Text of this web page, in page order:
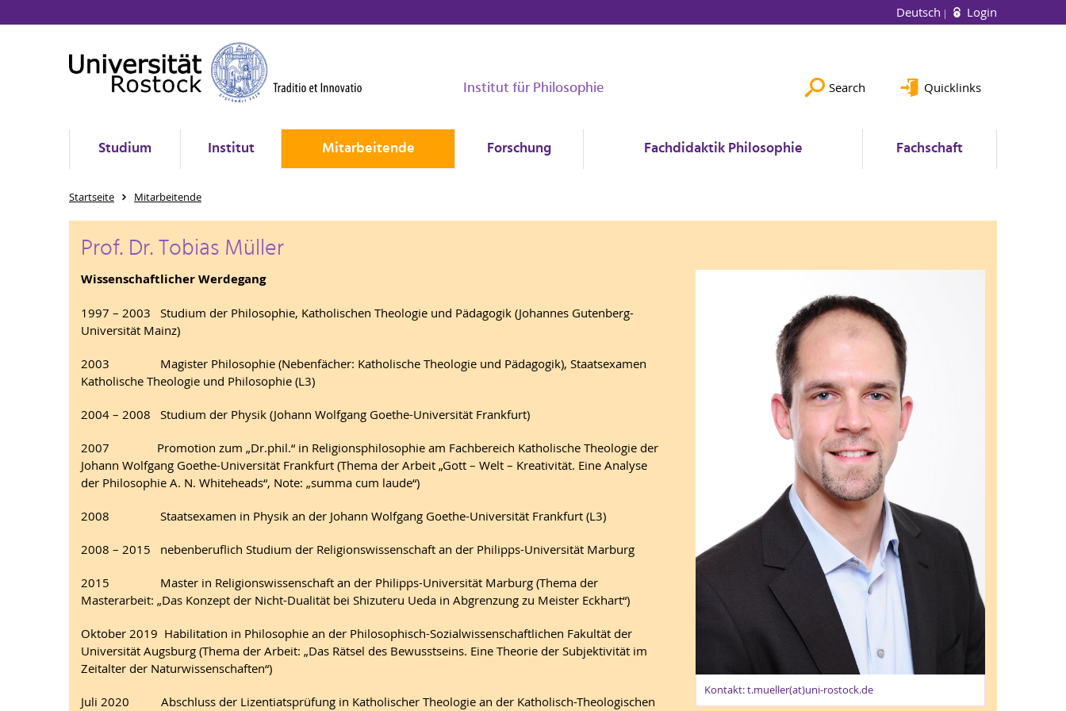
Deutsch Login
Institut für Philosophie Search Quicklinks
Studium Institut Mitarbeitende Forschung Fachdidaktik Philosophie Fachschaft
Startseite Mitarbeitende
Prof. Dr. Tobias Müller
Kontakt: t.mueller(at)uni-rostock.de
Wissenschaftlicher Werdegang
1997 – 2003 Studium der Philosophie, Katholischen Theologie und Pädagogik (Johannes Gutenberg-
Universität Mainz)
2003 Magister Philosophie (Nebenfächer: Katholische Theologie und Pädagogik), Staatsexamen
Katholische Theologie und Philosophie (L3)
2004 – 2008 Studium der Physik (Johann Wolfgang Goethe-Universität Frankfurt)
2007 Promotion zum „Dr.phil.“ in Religionsphilosophie am Fachbereich Katholische Theologie der
Johann Wolfgang Goethe-Universität Frankfurt (Thema der Arbeit „Gott – Welt – Kreativität. Eine Analyse
der Philosophie A. N. Whiteheads“, Note: „summa cum laude“)
2008 Staatsexamen in Physik an der Johann Wolfgang Goethe-Universität Frankfurt (L3)
2008 – 2015 nebenberuflich Studium der Religionswissenschaft an der Philipps-Universität Marburg
2015 Master in Religionswissenschaft an der Philipps-Universität Marburg (Thema der
Masterarbeit: „Das Konzept der Nicht-Dualität bei Shizuteru Ueda in Abgrenzung zu Meister Eckhart“)
Oktober 2019 Habilitation in Philosophie an der Philosophisch-Sozialwissenschaftlichen Fakultät der
Universität Augsburg (Thema der Arbeit: „Das Rätsel des Bewusstseins. Eine Theorie der Subjektivität im
Zeitalter der Naturwissenschaften“)
Juli 2020 Abschluss der Lizentiatsprüfung in Katholischer Theologie an der Katholisch-Theologischen